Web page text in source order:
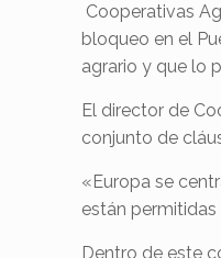
Cooperativas
bloqueo en el
agrario y que lo
El director de
conjunto de
«Europa se
están
Dentro de este